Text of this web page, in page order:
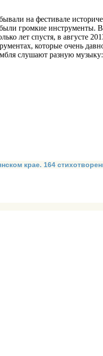
на фестивале
громкие
лет спустя, в августе
которые очень
слушают разную
крае. 164